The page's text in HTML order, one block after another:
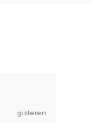
gisteren